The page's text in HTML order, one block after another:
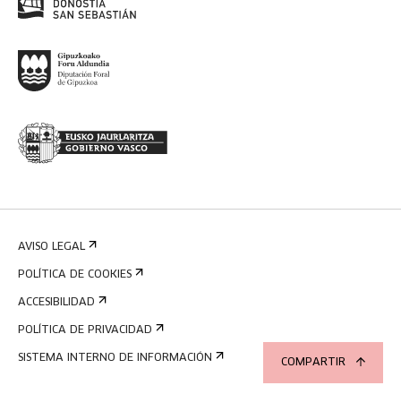
COMPARTIR
AVISO LEGAL
POLÍTICA DE COOKIES
ACCESIBILIDAD
POLÍTICA DE PRIVACIDAD
SISTEMA INTERNO DE INFORMACIÓN